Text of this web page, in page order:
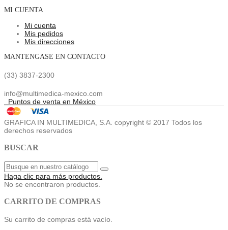
MI CUENTA
Mi cuenta
Mis pedidos
Mis direcciones
MANTENGASE EN CONTACTO
(33) 3837-2300
info@multimedica-mexico.com
Puntos de venta en México
GRAFICA IN MULTIMEDICA, S.A. copyright © 2017 Todos los
derechos reservados
BUSCAR
Haga clic para más productos.
No se encontraron productos.
CARRITO DE COMPRAS
Su carrito de compras está vacío.